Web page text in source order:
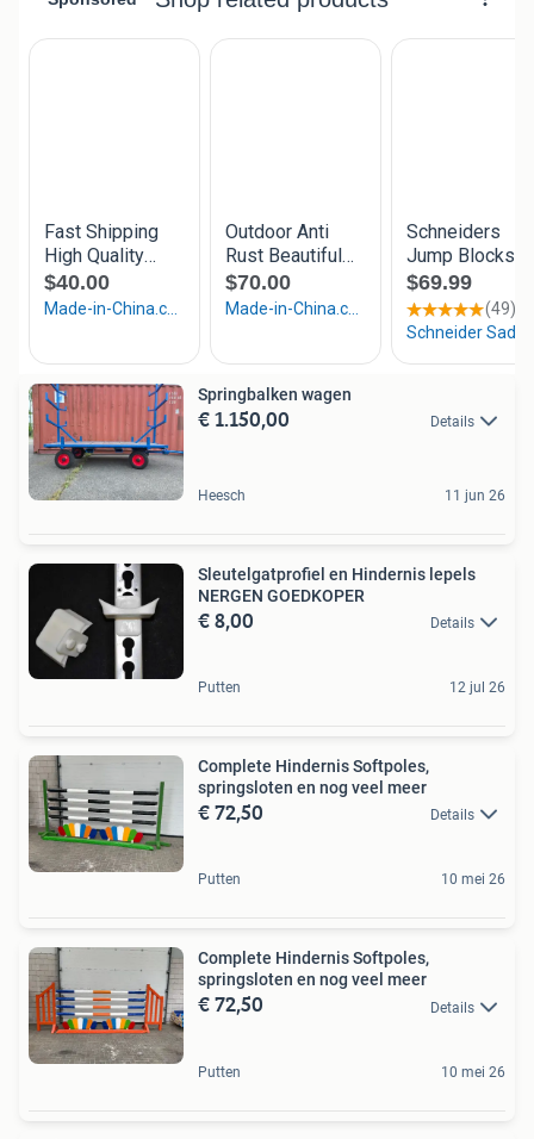
Springbalken wagen
€ 1.150,00 Details
Heesch 11 jun 26
Sleutelgatprofiel en Hindernis lepels
NERGEN GOEDKOPER
€ 8,00 Details
Putten 12 jul 26
Complete Hindernis Softpoles,
springsloten en nog veel meer
€ 72,50 Details
Putten 10 mei 26
Complete Hindernis Softpoles,
springsloten en nog veel meer
€ 72,50 Details
Putten 10 mei 26